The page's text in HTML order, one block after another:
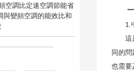
空調比定速空調節能省
與變頻空調的能效比和
一
1.中
這是
同的問
也需要